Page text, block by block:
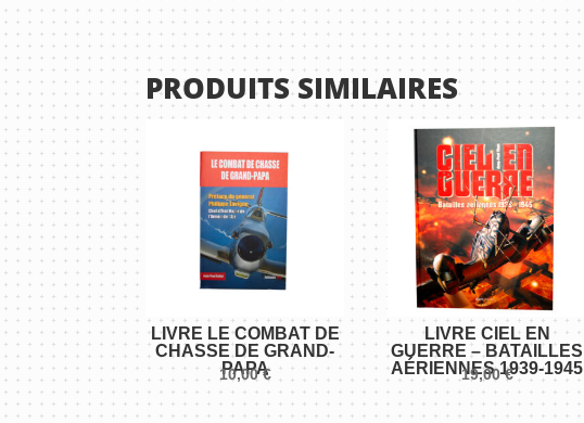
PRODUITS SIMILAIRES
LIVRE LE COMBAT DE
CHASSE DE GRAND-
PAPA
10,00€
LIVRE CIEL EN
GUERRE – BATAILLES
AÉRIENNES 1939-1945
19,00€